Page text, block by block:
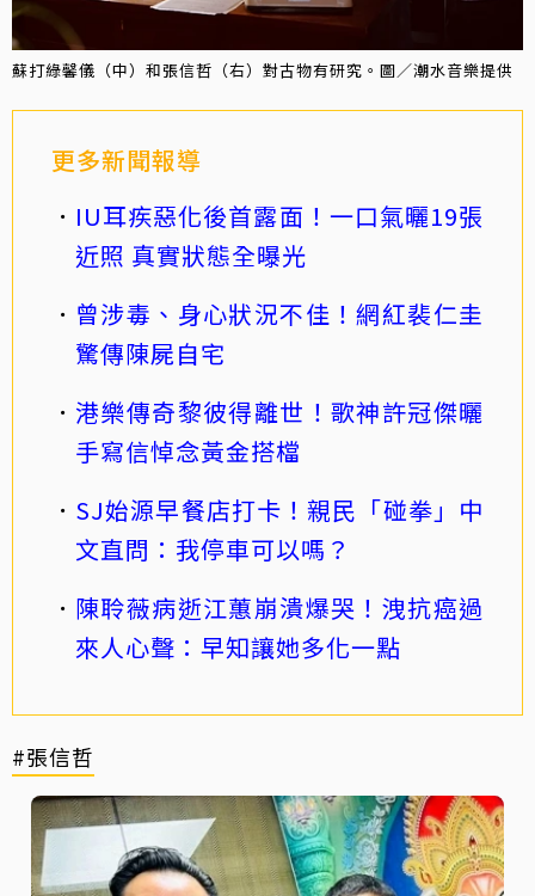
蘇打綠馨儀（中）和張信哲（右）對古物有研究。圖／潮水音樂提供
更多新聞報導
IU耳疾惡化後首露面！一口氣曬19張
近照 真實狀態全曝光
曾涉毒、身心狀況不佳！網紅裴仁圭
驚傳陳屍自宅
港樂傳奇黎彼得離世！歌神許冠傑曬
手寫信悼念黃金搭檔
SJ始源早餐店打卡！親民「碰拳」中
文直問：我停車可以嗎？
陳聆薇病逝江蕙崩潰爆哭！洩抗癌過
來人心聲：早知讓她多化一點
#張信哲